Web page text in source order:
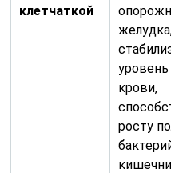
клетчаткой
уровень
крови,
росту